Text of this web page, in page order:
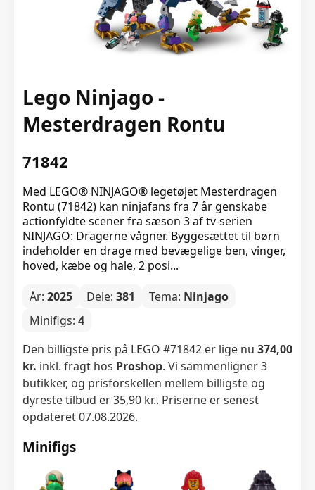
Lego Ninjago -
Mesterdragen Rontu
71842
Med LEGO® NINJAGO® legetøjet Mesterdragen
Rontu (71842) kan ninjafans fra 7 år genskabe
actionfyldte scener fra sæson 3 af tv-serien
NINJAGO: Dragerne vågner. Byggesættet til børn
indeholder en drage med bevægelige ben, vinger,
hoved, kæbe og hale, 2 posi...
År: 2025 Dele: 381 Tema: Ninjago
Minifigs: 4
Den billigste pris på LEGO #71842 er lige nu 374,00
kr. inkl. fragt hos Proshop. Vi sammenligner 3
butikker, og prisforskellen mellem billigste og
dyreste tilbud er 35,90 kr.. Priserne er senest
opdateret 07.08.2026.
Minifigs